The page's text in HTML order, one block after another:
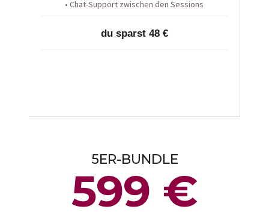
• Chat-Support zwischen den Sessions
du sparst 48 €
5ER-BUNDLE
599 €